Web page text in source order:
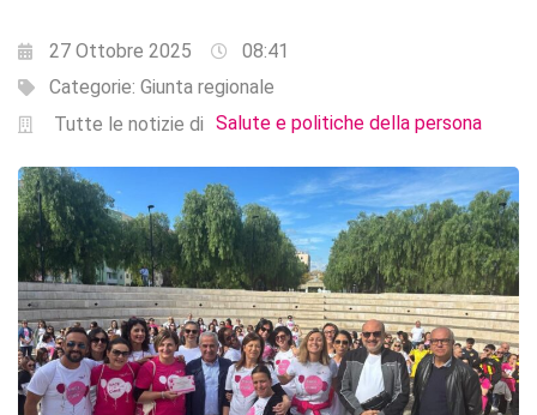
27 Ottobre 2025
08:41
Categorie: Giunta regionale
Tutte le notizie di Salute e politiche della persona